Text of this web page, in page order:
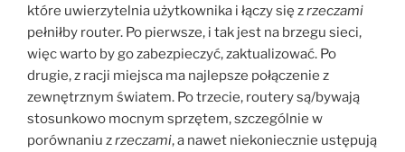
które uwierzytelnia użytkownika i łączy się zrzeczami
pełniłby router. Po pierwsze, i tak jest na brzegu sieci,
więc warto by go zabezpieczyć, zaktualizować. Po
drugie, z racji miejsca ma najlepsze połączenie z
zewnętrznym światem. Po trzecie, routery są/bywają
stosunkowo mocnym sprzętem, szczególnie w
porównaniu zrzeczami, a nawet niekoniecznie ustępują